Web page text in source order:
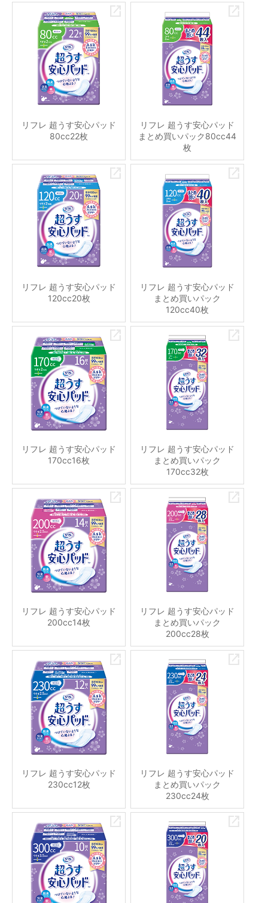
リフレ 超うす安心パッド
80cc22枚
リフレ 超うす安心パッド
まとめ買いパック80cc44
枚
リフレ 超うす安心パッド
120cc20枚
リフレ 超うす安心パッド
まとめ買いパック
120cc40枚
リフレ 超うす安心パッド
170cc16枚
リフレ 超うす安心パッド
まとめ買いパック
170cc32枚
リフレ 超うす安心パッド
200cc14枚
リフレ 超うす安心パッド
まとめ買いパック
200cc28枚
リフレ 超うす安心パッド
230cc12枚
リフレ 超うす安心パッド
まとめ買いパック
230cc24枚